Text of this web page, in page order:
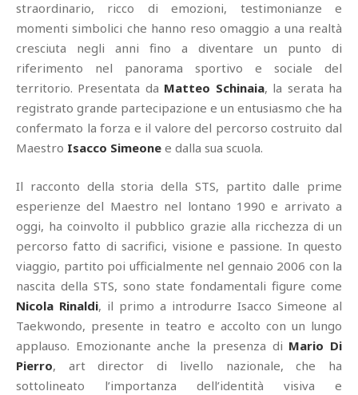
straordinario, ricco di emozioni, testimonianze e
momenti simbolici che hanno reso omaggio a una realtà
cresciuta negli anni fino a diventare un punto di
riferimento nel panorama sportivo e sociale del
territorio. Presentata da Matteo Schinaia, la serata ha
registrato grande partecipazione e un entusiasmo che ha
confermato la forza e il valore del percorso costruito dal
Maestro Isacco Simeone e dalla sua scuola.
Il racconto della storia della STS, partito dalle prime
esperienze del Maestro nel lontano 1990 e arrivato a
oggi, ha coinvolto il pubblico grazie alla ricchezza di un
percorso fatto di sacrifici, visione e passione. In questo
viaggio, partito poi ufficialmente nel gennaio 2006 con la
nascita della STS, sono state fondamentali figure come
Nicola Rinaldi, il primo a introdurre Isacco Simeone al
Taekwondo, presente in teatro e accolto con un lungo
applauso. Emozionante anche la presenza di Mario Di
Pierro, art director di livello nazionale, che ha
sottolineato l’importanza dell’identità visiva e